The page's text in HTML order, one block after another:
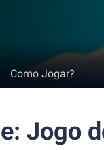
Como Jogar?
Jogo